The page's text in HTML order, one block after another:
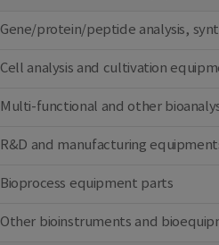
Gene/protein/peptide analysis,
Cell analysis and cultivation
Multi-functional and other
R&D and manufacturing
Bioprocess equipment parts
Other bioinstruments and